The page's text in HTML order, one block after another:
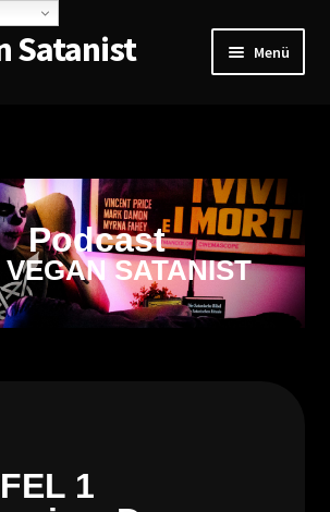
Satanist Menü
Podcast
VEGAN SATANIST
1